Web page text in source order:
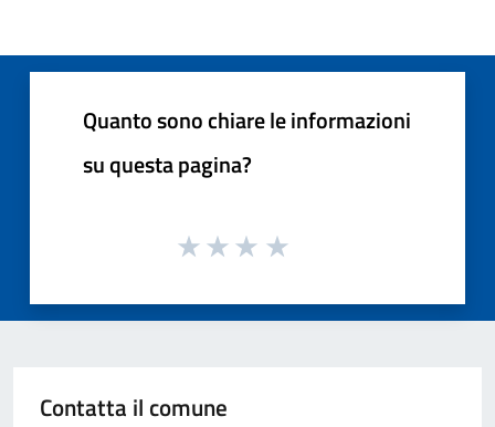
Quanto sono chiare le informazioni
su questa pagina?
Contatta il comune